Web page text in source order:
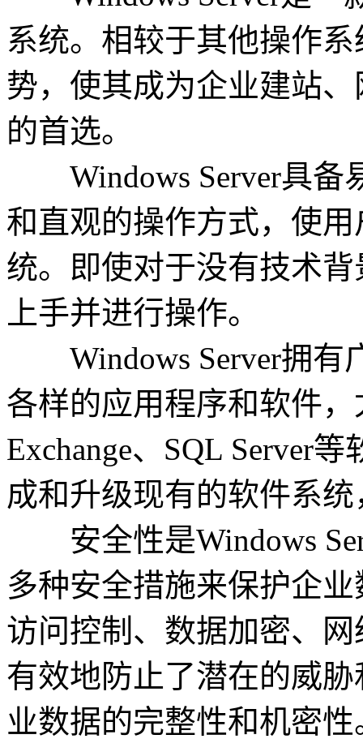
系统。相较于其他操作系
势，使其成为企业建站
的首选。
Windows Server具备
和直观的操作方式，使
统。即使对于没有技术
上手并进行操作。
Windows Server拥有
各样的应用程序和软件
Exchange、SQL Server
成和升级现有的软件系
安全性是Windows
多种安全措施来保护企
访问控制、数据加密、
有效地防止了潜在的威
业数据的完整性和机密性